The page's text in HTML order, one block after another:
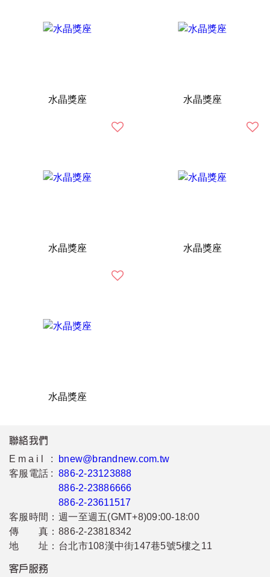
水晶獎座 水晶獎座
水晶獎座 水晶獎座
水晶獎座
聯絡我們
Email :
bnew@brandnew.com.tw
客服電話 : 886-2-23123888
886-2-23886666
886-2-23611517
客服時間： 週一至週五(GMT+8)09:00-18:00
傳 真： 886-2-23818342
地 址： 台北市108漢中街147巷5號5樓之11
客戶服務